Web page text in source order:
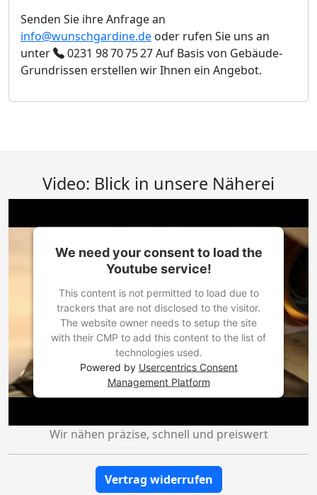
Senden Sie ihre Anfrage an
info@wunschgardine.de oder rufen Sie uns an
unter
0231 98 70 75 27Auf Basis von Gebäude-
Grundrissen erstellen wir Ihnen ein Angebot.
Video: Blick in unsere Näherei
We need your consent to load the
Youtube service!
This content is not permitted to load due to
trackers that are not disclosed to the visitor.
The website owner needs to setup the site
with their CMP to add this content to the list of
technologies used.
Powered by Usercentrics Consent
Management Platform
Wir nähen präzise, schnell und preiswert
Vertrag widerrufen